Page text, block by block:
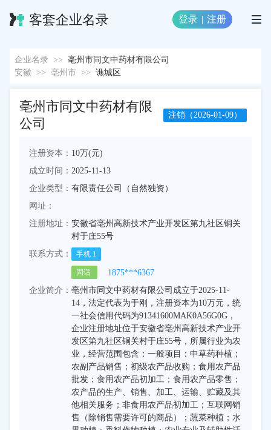
客套企业名录 登录 | 注册
企业名录 >> 亳州市同文中药材有限公司
安徽
>> 亳州市 >> 谯城区
亳州市同文中药材有限
公司
注销（2026-01-09）
注册资本： 10万(元)
成立时间： 2025-11-13
企业类型： 有限责任公司（自然独资）
网址：
注册地址： 安徽省亳州高新技术产业开发区第九社区铜关
村于庄55号
联系方式：
手机 1
固话
1875***6367
企业简介： 亳州市同文中药材有限公司成立于2025-11-
14，法定代表为于刚，注册资本为10万元，统
一社会信用代码为91341600MAK0A56G0G，
企业注册地址位于安徽省亳州高新技术产业开
发区第九社区铜关村于庄55号，所属行业为农
业，经营范围包含：一般项目：中草药种植；
农副产品销售；初级农产品收购；食用农产品
批发；食用农产品初加工；食用农产品零售；
农产品的生产、销售、加工、运输、贮藏及其
他相关服务；非食用农产品初加工；互联网销
售（除销售需要许可的商品）；蔬菜种植；水